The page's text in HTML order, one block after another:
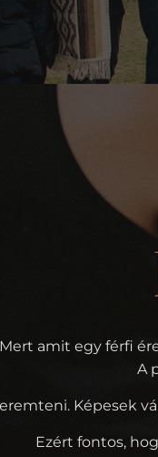
Mert amit egy férfi
A
Képesek
Ezért fontos,